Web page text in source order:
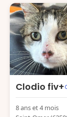
Clodio fiv+
8 ans et 4 mois